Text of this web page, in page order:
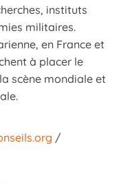
instituts
militaires.
en France et
à placer le
scène mondiale et
/